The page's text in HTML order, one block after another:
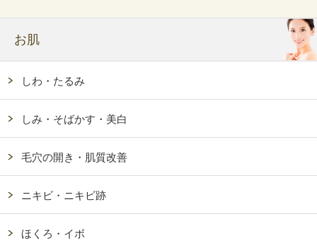
お肌
しわ・たるみ
しみ・そばかす・美白
毛穴の開き・肌質改善
ニキビ・ニキビ跡
ほくろ・イボ